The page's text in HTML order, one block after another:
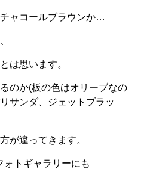
ャコールブラウンか…
は思います。
のか(板の色はオリーブなの
サンダ、ジェットブラッ
が違ってきます。
トギャラリーにも